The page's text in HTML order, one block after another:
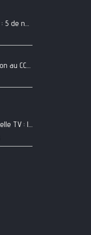
Evaluation HAS : 5 de nos services classés A
CRT : intervention au CCAS de Metz
Reportage Moselle TV : la canicule chez les séniors